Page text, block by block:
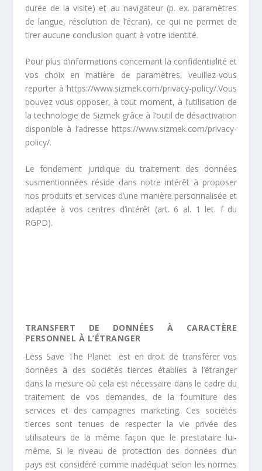
durée de la visite) et au navigateur (p. ex. paramètres
de langue, résolution de l’écran), ce qui ne permet de
tirer aucune conclusion quant à votre identité.
Pour plus d’informations concernant la confidentialité et
vos choix en matière de paramètres, veuillez-vous
reporter à https://www.sizmek.com/privacy-policy/.Vous
pouvez vous opposer, à tout moment, à l’utilisation de
la technologie de Sizmek grâce à l’outil de désactivation
disponible à l’adresse https://www.sizmek.com/privacy-
policy/.
Le fondement juridique du traitement des données
susmentionnées réside dans notre intérêt à proposer
nos produits et services d’une manière personnalisée et
adaptée à vos centres d’intérêt (art. 6 al. 1 let. f du
RGPD).
TRANSFERT DE DONNÉES À CARACTÈRE
PERSONNEL À L’ÉTRANGER
Less Save The Planet
est en droit de transférer vos
données à des sociétés tierces établies à l’étranger
dans la mesure où cela est nécessaire dans le cadre du
traitement de vos demandes, de la fourniture des
services et des campagnes marketing. Ces sociétés
tierces sont tenues de respecter la vie privée des
utilisateurs de la même façon que le prestataire lui-
même. Si le niveau de protection des données d’un
pays est considéré comme inadéquat selon les normes